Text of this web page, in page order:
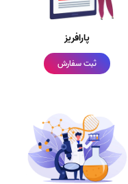
پارافریز
ثبت سفارش